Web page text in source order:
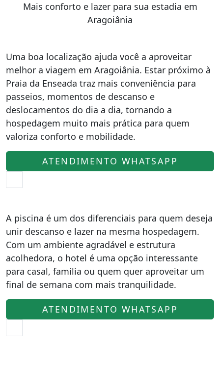
Mais conforto e lazer para sua estadia em
Aragoiânia
Uma boa localização ajuda você a aproveitar
melhor a viagem em Aragoiânia. Estar próximo à
Praia da Enseada traz mais conveniência para
passeios, momentos de descanso e
deslocamentos do dia a dia, tornando a
hospedagem muito mais prática para quem
valoriza conforto e mobilidade.
ATENDIMENTO WHATSAPP
A piscina é um dos diferenciais para quem deseja
unir descanso e lazer na mesma hospedagem.
Com um ambiente agradável e estrutura
acolhedora, o hotel é uma opção interessante
para casal, família ou quem quer aproveitar um
final de semana com mais tranquilidade.
ATENDIMENTO WHATSAPP